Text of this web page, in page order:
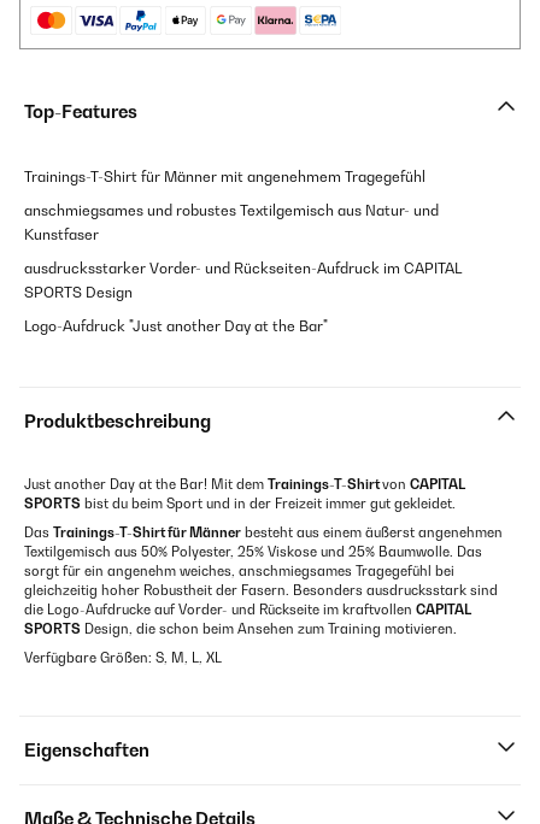
Top-Features
Trainings-T-Shirt für Männer mit angenehmem Tragegefühl
anschmiegsames und robustes Textilgemisch aus Natur- und
Kunstfaser
ausdrucksstarker Vorder- und Rückseiten-Aufdruck im CAPITAL
SPORTS Design
Logo-Aufdruck "Just another Day at the Bar"
Produktbeschreibung
Just another Day at the Bar! Mit dem Trainings-T-Shirtvon CAPITAL
SPORTS bist du beim Sport und in der Freizeit immer gut gekleidet.
Das Trainings-T-Shirt für Männer besteht aus einem äußerst angenehmen
Textilgemisch aus 50% Polyester, 25% Viskose und 25% Baumwolle. Das
sorgt für ein angenehm weiches, anschmiegsames Tragegefühl bei
gleichzeitig hoher Robustheit der Fasern. Besonders ausdrucksstark sind
die Logo-Aufdrucke auf Vorder- und Rückseite im kraftvollen CAPITAL
SPORTS Design, die schon beim Ansehen zum Training motivieren.
Verfügbare Größen: S, M, L, XL
Eigenschaften
Maße & Technische Details